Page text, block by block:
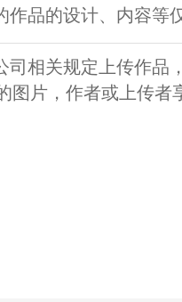
作品的设计、内容等
司相关规定上传作品
图片，作者或上传者